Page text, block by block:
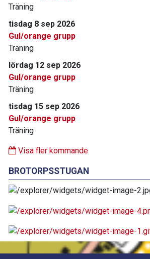
Träning
tisdag 8 sep 2026
Gul/orange grupp
Träning
lördag 12 sep 2026
Gul/orange grupp
Träning
tisdag 15 sep 2026
Gul/orange grupp
Träning
Visa fler kommande
BROTORPSSTUGAN